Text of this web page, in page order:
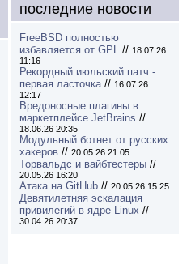
последние новости
FreeBSD полностью
избавляется от GPL // 18.07.26
11:16
Рекордный июльский патч -
первая ласточка// 16.07.26
12:17
Вредоносные плагины в
маркетплейсе JetBrains //
18.06.26 20:35
Модульный ботнет от русских
хакеров // 20.05.26 21:05
Торвальдс и вайбтестеры //
20.05.26 16:20
Атака на GitHub // 20.05.26 15:25
Девятилетняя эскалация
привилегий в ядре Linux //
30.04.26 20:37